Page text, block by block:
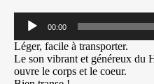
Lecteur
audio
00:00
Léger, facile à transporter.
Le son vibrant et généreux du
ouvre le corps et le coeur.